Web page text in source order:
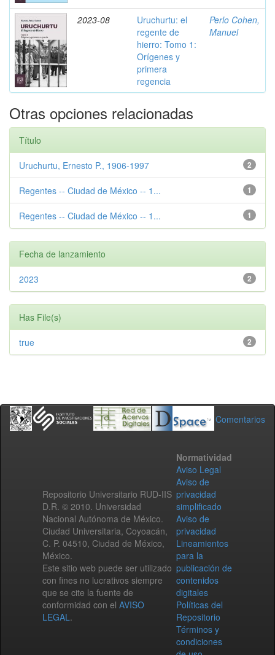
2023-08
Uruchurtu: el
regente de
hierro: Tomo 1:
Orígenes y
primera
regencia
Perlo Cohen,
Manuel
Otras opciones relacionadas
Título
2
Uruchurtu, Ernesto P., 1906-1997
1
Regentes -- Ciudad de México -- 1...
1
Regentes -- Ciudad de México -- 1...
Fecha de lanzamiento
2
2023
Has File(s)
2
true
Comentarios
Repositorio Universitario RUD-IIS
D.R. © 2010. Universidad
Nacional Autónoma de México.
Ciudad Universitaria, Coyoacán,
C. P. 04510, Ciudad de México,
México.
Este sitio web puede ser utilizado
con fines no lucrativos siempre
que se cite la fuente de
conformidad con el AVISO
LEGAL.
Normatividad
Aviso Legal
Aviso de
privacidad
simplificado
Aviso de
privacidad
Lineamientos
para la
publicación de
contenidos
digitales
Políticas del
Repositorio
Términos y
condiciones